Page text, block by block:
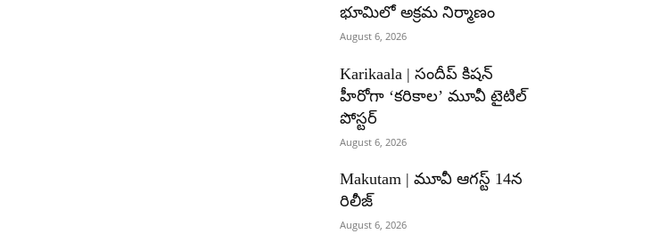
భూమిలో అక్రమ నిర్మాణం
August 6, 2026
Karikaala | సందీప్ కిషన్
హీరోగా ‘కరికాల’ మూవీ టైటిల్
పోస్టర్
August 6, 2026
Makutam | మూవీ ఆగస్ట్ 14న
రిలీజ్
August 6, 2026